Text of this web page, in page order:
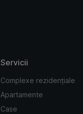
Servicii
Complexe rezidențiale
Apartamente
Case